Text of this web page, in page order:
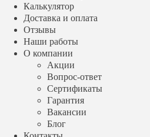
Калькулятор
Доставка и оплата
Отзывы
Наши работы
О компании
Акции
Вопрос-ответ
Сертификаты
Гарантия
Вакансии
Блог
Производитель
Евролос
Топас
Юнилос Астра
Эко Гранд
Эргобокс
Тверь
Аквалос
Тополь
Glosen
Евробион
Волгарь